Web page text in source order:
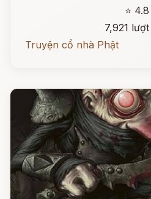
⭐ 4.8
7,921
Truyện cổ nhà Phật